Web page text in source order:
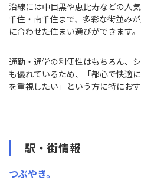
沿線には中目黒や恵比寿などの人
千住・南千住まで、多彩な街並み
に合わせた住まい選びができます。
通勤・通学の利便性はもちろん、
も優れているため、「都心で快適
を重視したい」という方に特にお
駅・街情報
つぶやき。